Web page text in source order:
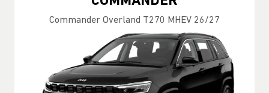
Commander Overland T270 MHEV 26/27